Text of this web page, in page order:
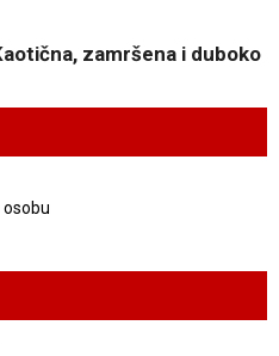
zamršena i duboko
osobu